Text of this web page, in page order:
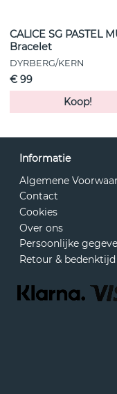
CALICE SG PASTEL
Bracelet
DYRBERG/KERN
€ 99
Koop!
Informatie
Algemene
Contact
Cookies
Over ons
Persoonlijke
Retour & bedenktijd